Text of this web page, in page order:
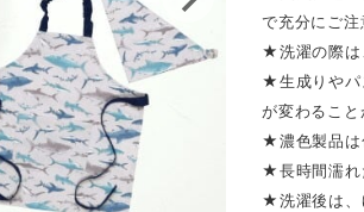
で充分にご注
★洗濯の際は
★生成りやパ
が変わること
★濃色製品は
★長時間濡れ
★洗濯後は、